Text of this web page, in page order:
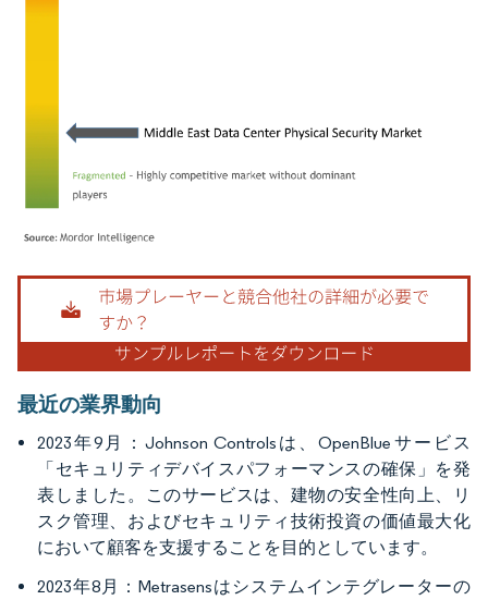
画像 © Mordor Intelligence。再利用にはCC BY 4.0の表示が必要です。
最近の業界動向
2023年9月：Johnson Controlsは、OpenBlueサービス
「セキュリティデバイスパフォーマンスの確保」を発
表しました。このサービスは、建物の安全性向上、リ
スク管理、およびセキュリティ技術投資の価値最大化
において顧客を支援することを目的としています。
2023年8月：Metrasensはシステムインテグレーターの